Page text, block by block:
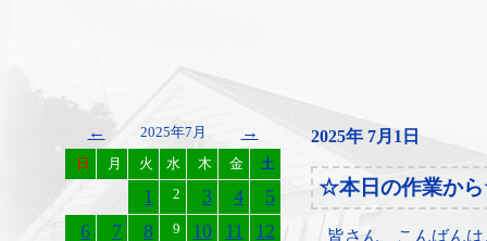
← 2025年7月 →
日 月 火 水 木 金 土
1 2 3 4
5
6
7 8 9 10 11
12
2025年 7月1日
☆本日の作業か
皆さん、こんばんは